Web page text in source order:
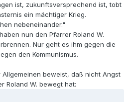
ist, zukunftsversprechend ist, tobt
ein mächtiger Krieg.
nebeneinander."
nun den Pfarrer Roland W.
Nur geht es ihm gegen die
den Kommunismus.
beweist, daß nicht Angst
Roland W. bewegt hat: